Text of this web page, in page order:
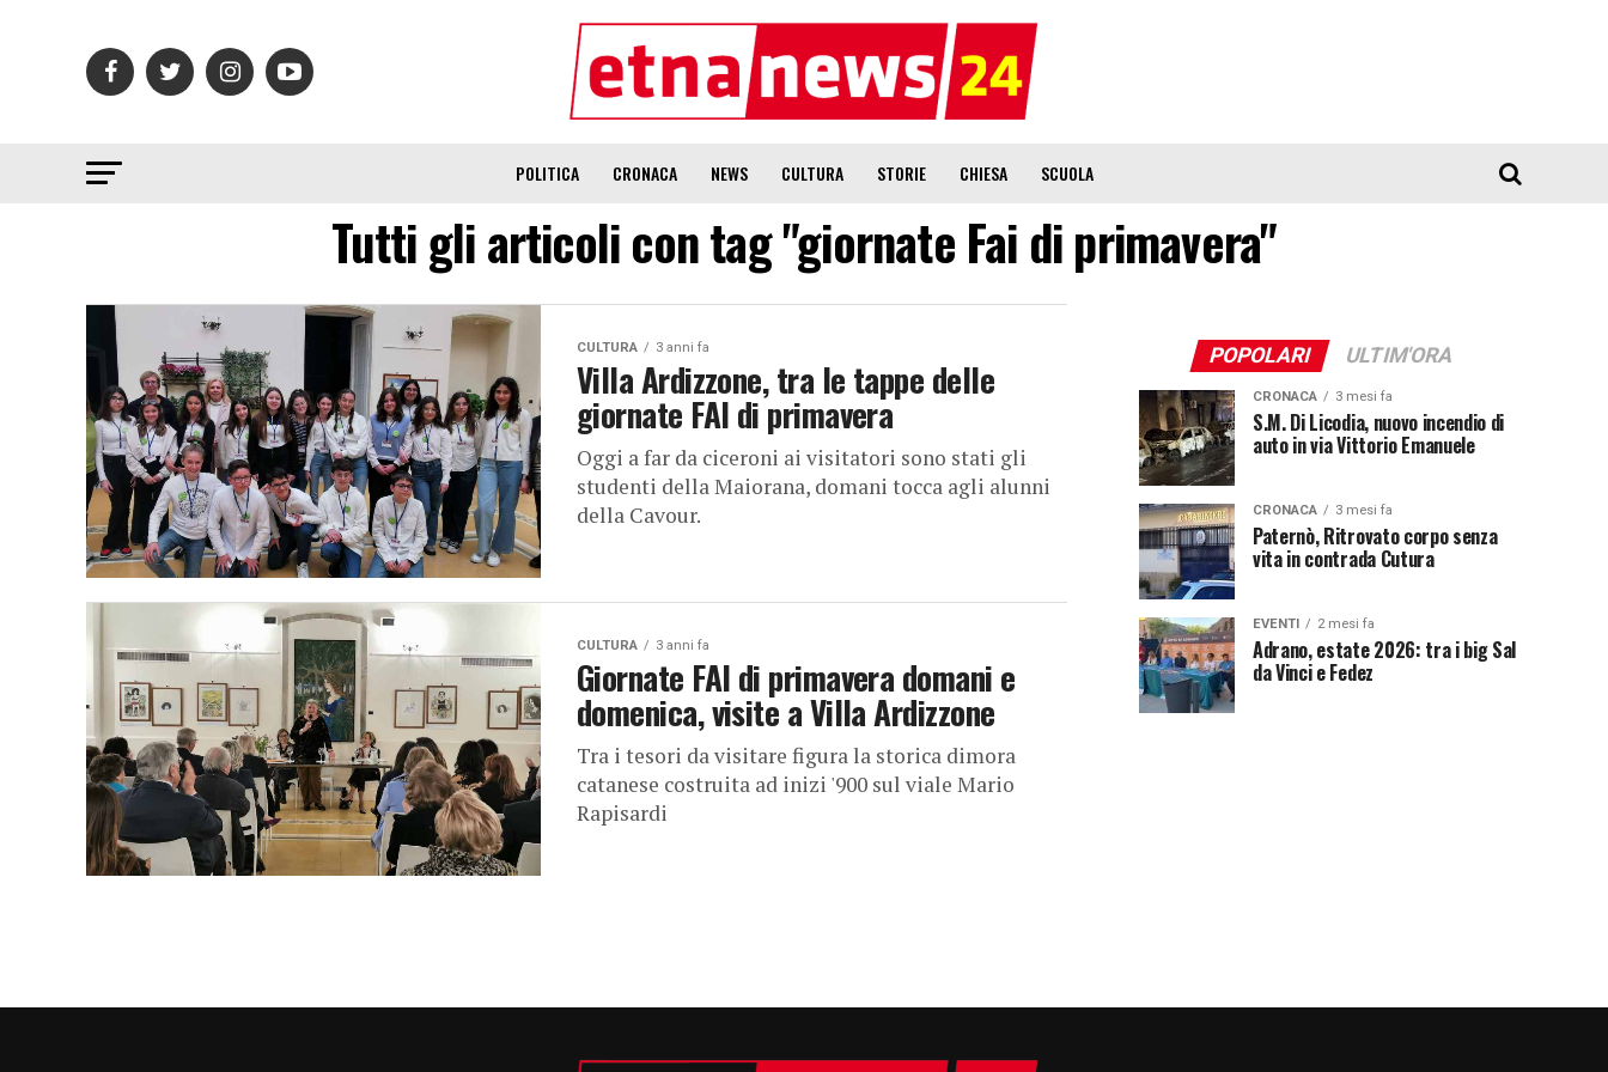
POLITICA CRONACA NEWS CULTURA STORIE CHIESA SCUOLA
Tutti gli articoli con tag "giornate Fai di primavera"
CULTURA 3 anni fa
Villa Ardizzone, tra le tappe delle
giornate FAI di primavera
Oggi a far da ciceroni ai visitatori sono stati gli
studenti della Maiorana, domani tocca agli alunni
della Cavour.
CULTURA 3 anni fa
Giornate FAI di primavera domani e
domenica, visite a Villa Ardizzone
Tra i tesori da visitare figura la storica dimora
catanese costruita ad inizi '900 sul viale Mario
Rapisardi
POPOLARI ULTIM'ORA
CRONACA 3 mesi fa
S.M. Di Licodia, nuovo incendio di
auto in via Vittorio Emanuele
CRONACA 3 mesi fa
Paternò, Ritrovato corpo senza
vita in contrada Cutura
EVENTI 2 mesi fa
Adrano, estate 2026: tra i big Sal
da Vinci e Fedez